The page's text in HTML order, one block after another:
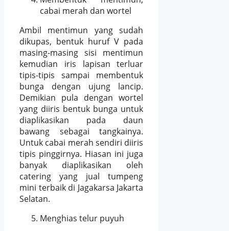
cabai merah dan wortel
Ambil mentimun yang sudah
dikupas, bentuk huruf V pada
masing-masing sisi mentimun
kemudian iris lapisan terluar
tipis-tipis sampai membentuk
bunga dengan ujung lancip.
Demikian pula dengan wortel
yang diiris bentuk bunga untuk
diaplikasikan pada daun
bawang sebagai tangkainya.
Untuk cabai merah sendiri diiris
tipis pinggirnya. Hiasan ini juga
banyak diaplikasikan oleh
catering yang jual tumpeng
mini terbaik di Jagakarsa Jakarta
Selatan.
Menghias telur puyuh